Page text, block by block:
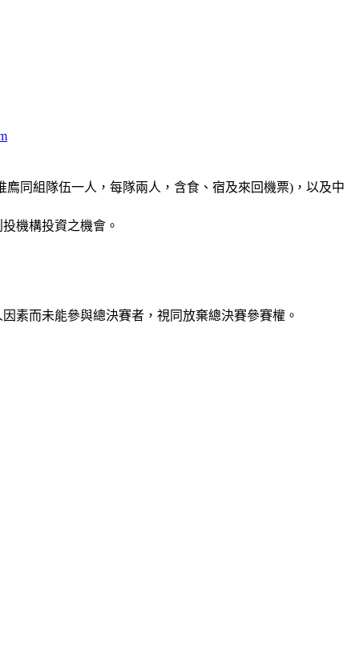
同組隊伍一人，每隊兩人，含食、宿及來回機票)，以及中
機構投資之機會。
素而未能參與總決賽者，視同放棄總決賽參賽權。